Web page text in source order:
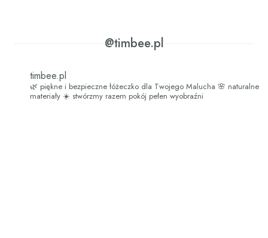
@timbee.pl
timbee.pl
🌿 piękne i bezpieczne łóżeczko dla Twojego Malucha 🌸 naturalne
materiały ☀️ stwórzmy razem pokój pełen wyobraźni